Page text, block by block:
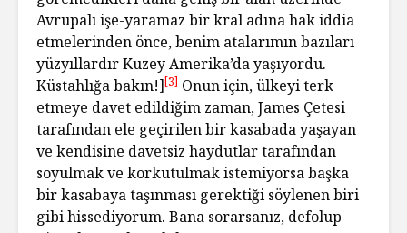
Avrupalı işe-yaramaz bir kral adına hak iddia
etmelerinden önce, benim atalarımın bazıları
yüzyıllardır Kuzey Amerika’da yaşıyordu.
Küstahlığa bakın!][3] Onun için, ülkeyi terk
etmeye davet edildiğim zaman, James Çetesi
tarafından ele geçirilen bir kasabada yaşayan
ve kendisine davetsiz haydutlar tarafından
soyulmak ve korkutulmak istemiyorsa başka
bir kasabaya taşınması gerektiği söylenen biri
gibi hissediyorum. Bana sorarsanız, defolup